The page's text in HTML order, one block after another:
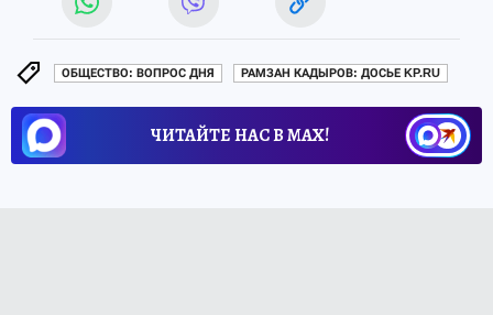
ОБЩЕСТВО: ВОПРОС ДНЯ РАМЗАН КАДЫРОВ: ДОСЬЕ KP.RU
ЧИТАЙТЕ НАС В МАХ!